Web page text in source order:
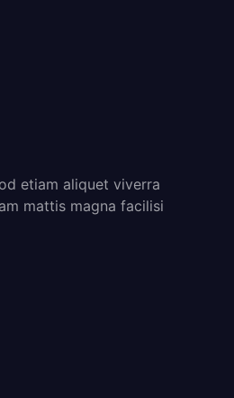
etiam aliquet viverra
mattis magna facilisi